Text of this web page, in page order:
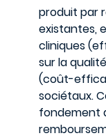
produit par
existantes,
cliniques
sur la
(coût-
sociétaux.
fondement